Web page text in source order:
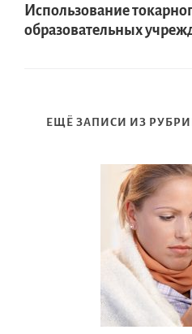
Использование
образовательных
ЕЩЁ ЗАПИСИ ИЗ